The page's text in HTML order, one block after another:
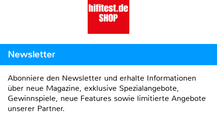
Newsletter
Abonniere den Newsletter und erhalte Informationen
über neue Magazine, exklusive Spezialangebote,
Gewinnspiele, neue Features sowie limitierte Angebote
unserer Partner.